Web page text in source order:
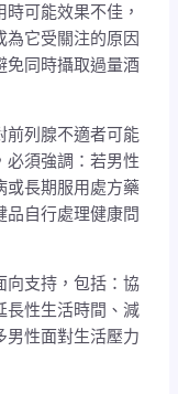
可能效果不佳，
為它受關注的原因
免同時攝取過量酒
前列腺不適者可能
必須強調：若男性
或長期服用處方藥
品自行處理健康問
向支持，包括：協
長性生活時間、減
男性面對生活壓力